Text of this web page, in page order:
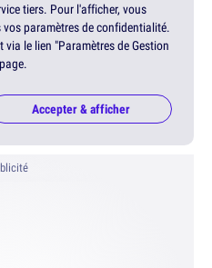
tiers. Pour l'afficher, vous
paramètres de confidentialité.
le lien "Paramètres de Gestion
Accepter & afficher